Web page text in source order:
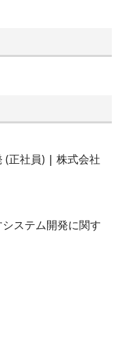
(正社員) | 株式会社
ステム開発に関す